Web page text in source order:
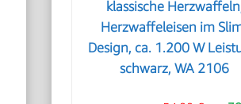
klassische
Herzwaffeleisen im
Design, ca. 1.200 W
schwarz, WA 2106